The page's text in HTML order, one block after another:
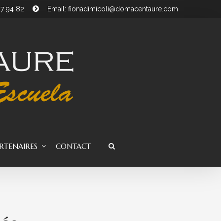
94 82 Email: fionadimicoli@domacentaure.com
CONTACT